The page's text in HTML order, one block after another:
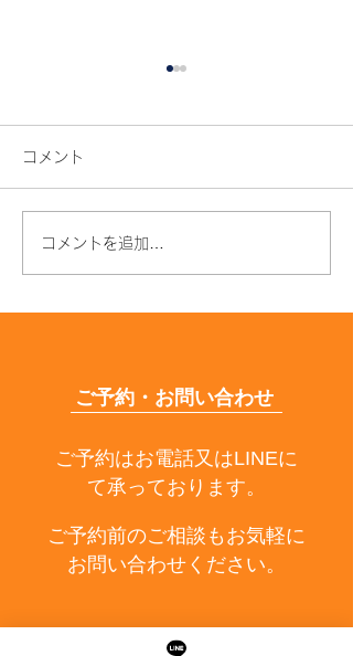
年齢とともに髪質が変わ
コメント
コメントを追加…
ご予約・お問い合わせ
ご予約はお電話又はLINEに
て承っております。
ご予約前のご相談もお気軽に
お問い合わせください。